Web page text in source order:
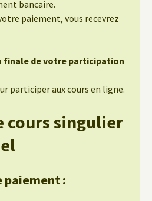
bancaire.
paiement, vous recevrez
de votre participation
participer aux cours en ligne.
cours singulier
paiement :